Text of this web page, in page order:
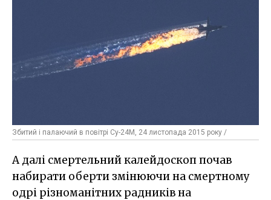
Збитий і палаючий в повітрі Су-24М, 24 листопада 2015 року /
А далі смертельний калейдоскоп почав
набирати оберти змінюючи на смертному
одрі різноманітних радників на